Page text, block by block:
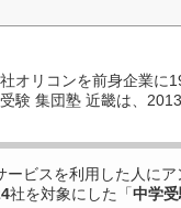
オリコンを前身企業に
験 集団塾 近畿は、
ービスを利用した 人にア
社を対象にした「中学